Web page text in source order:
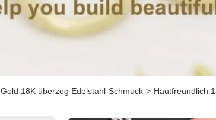
Gold 18K überzog Edelstahl-Schmuck > Hautfreundlich